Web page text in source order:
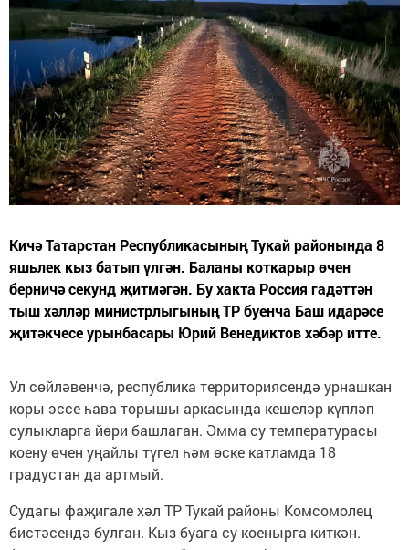
Кичә Татарстан Республикасының Тукай районында 8
яшьлек кыз батып үлгән. Баланы коткарыр өчен
берничә секунд җитмәгән. Бу хакта Россия гадәттән
тыш хәлләр министрлыгының ТР буенча Баш идарәсе
җитәкчесе урынбасары Юрий Венедиктов хәбәр итте.
Ул сөйләвенчә, республика территориясендә урнашкан
коры эссе һава торышы аркасында кешеләр күпләп
сулыкларга йөри башлаган. Әмма су температурасы
коену өчен уңайлы түгел һәм өске катламда 18
градустан да артмый.
Судагы фаҗигале хәл ТР Тукай районы Комсомолец
бистәсендә булган. Кыз буага су коенырга киткән.